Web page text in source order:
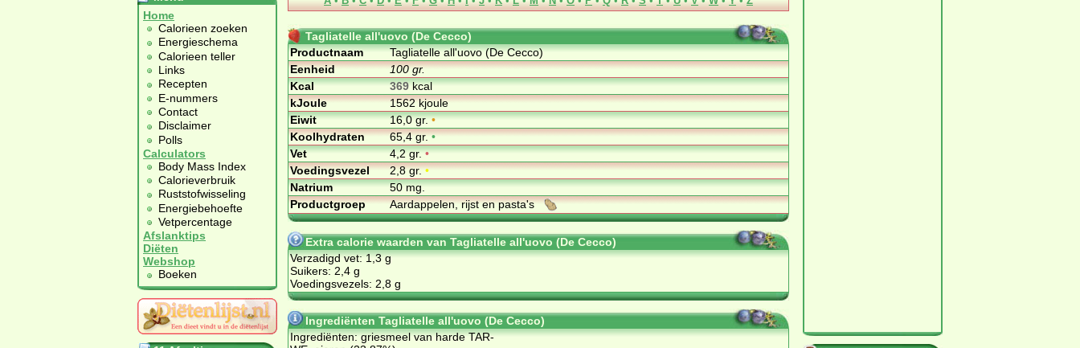
Home
Calorieen zoeken
Energieschema
Calorieen teller
Links
Recepten
E-nummers
Contact
Disclaimer
Polls
Calculators
Body Mass Index
Calorieverbruik
Ruststofwisseling
Energiebehoefte
Vetpercentage
Afslanktips
Diëten
Webshop
Boeken
Tagliatelle all'uovo (De Cecco)
Productnaam
Tagliatelle all'uovo (De Cecco)
Eenheid
100 gr.
Kcal
369kcal
kJoule
1562 kjoule
Eiwit
16,0 gr.•
Koolhydraten
65,4 gr.•
Vet
4,2 gr.•
Voedingsvezel
2,8 gr.•
Natrium
50 mg.
Productgroep
Aardappelen, rijst en pasta's
Extra calorie waarden van Tagliatelle all'uovo (De Cecco)
Verzadigd vet: 1,3 g
Suikers: 2,4 g
Voedingsvezels: 2,8 g
Ingrediënten Tagliatelle all'uovo (De Cecco)
In­gre­di­ën­ten: gries­meel van har­de TAR­